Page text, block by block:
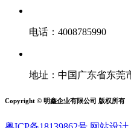
电话：4008785990
地址：中国广东省东莞
Copyright © 明鑫企业有限公司 版权所有